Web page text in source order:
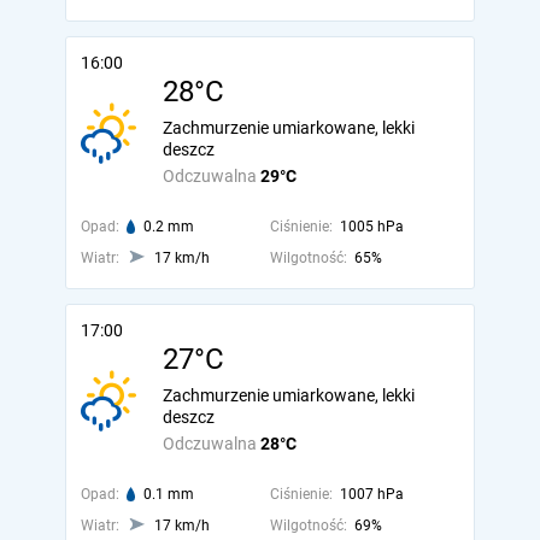
16:00
28°C
Odczuwalna 29°C
Zachmurzenie umiarkowane, lekki
deszcz
Opad: 0.2 mm Ciśnienie: 1005 hPa
Wiatr:
17 km/h Wilgotność: 65%
17:00
27°C
Odczuwalna 28°C
Zachmurzenie umiarkowane, lekki
deszcz
Opad: 0.1 mm Ciśnienie: 1007 hPa
Wiatr:
17 km/h Wilgotność: 69%